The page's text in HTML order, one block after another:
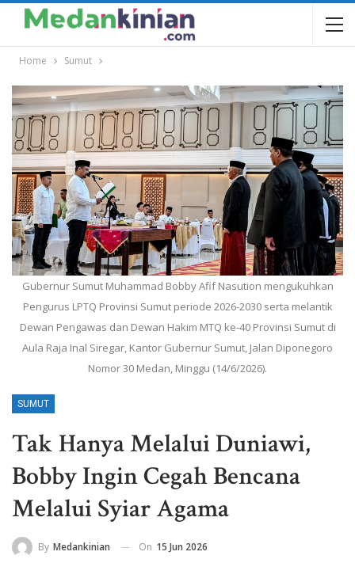
Home Sumut
Gubernur Sumut Muhammad Bobby Afif Nasution mengukuhkan
Pengurus LPTQ Provinsi Sumut periode 2026-2030 serta melantik
Dewan Pengawas dan Dewan Hakim MTQ ke-40 Provinsi Sumut di
Aula Raja Inal Siregar, Kantor Gubernur Sumut, Jalan Diponegoro
Nomor 30 Medan, Minggu (14/6/2026).
SUMUT
Tak Hanya Melalui Duniawi,
Bobby Ingin Cegah Bencana
Melalui Syiar Agama
By Medankinian On 15 Jun 2026